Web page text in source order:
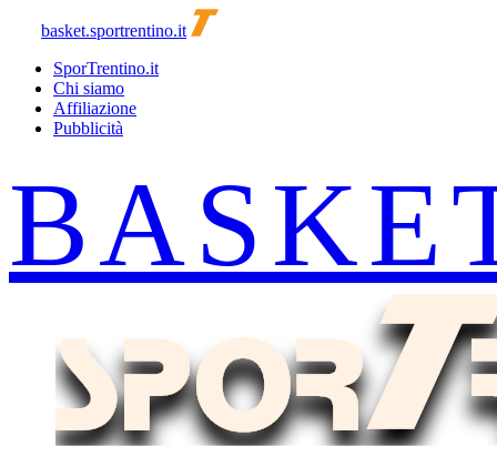
basket.sportrentino.it
SporTrentino.it
Chi siamo
Affiliazione
Pubblicità